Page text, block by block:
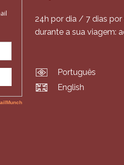
24h por dia / 7 dias por
durante a sua viagem:
Português
English